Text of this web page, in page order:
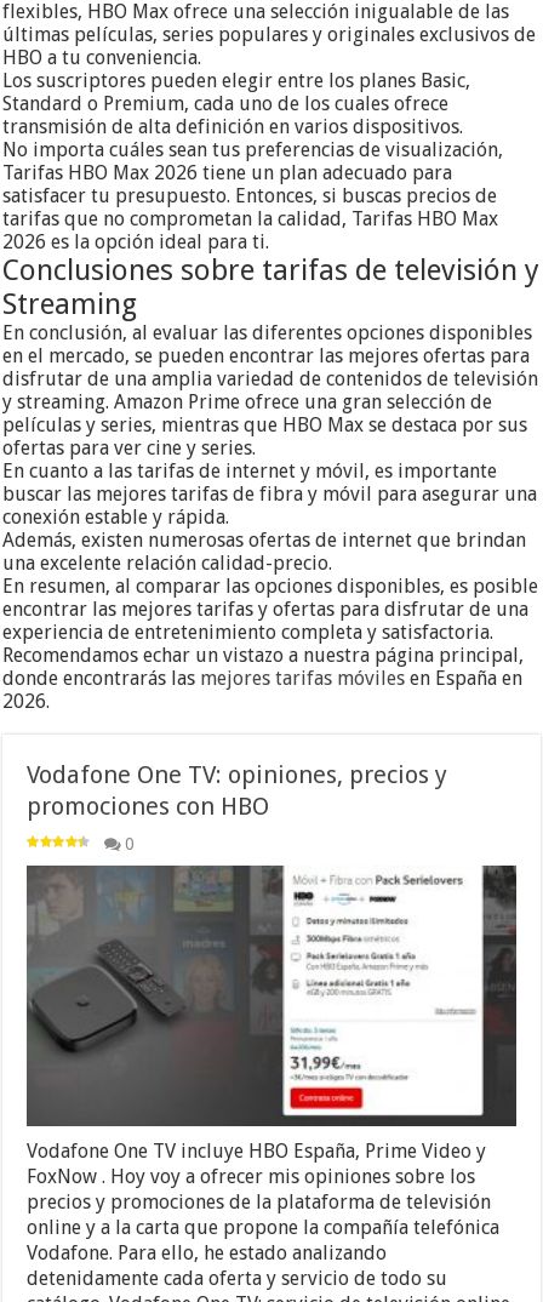
flexibles, HBO Max ofrece una selección inigualable de las
últimas películas, series populares y originales exclusivos de
HBO a tu conveniencia.
Los suscriptores pueden elegir entre los planes Basic,
Standard o Premium, cada uno de los cuales ofrece
transmisión de alta definición en varios dispositivos.
No importa cuáles sean tus preferencias de visualización,
Tarifas HBO Max 2026 tiene un plan adecuado para
satisfacer tu presupuesto. Entonces, si buscas precios de
tarifas que no comprometan la calidad, Tarifas HBO Max
2026 es la opción ideal para ti.
Conclusiones sobre tarifas de televisión y
Streaming
En conclusión, al evaluar las diferentes opciones disponibles
en el mercado, se pueden encontrar las mejores ofertas para
disfrutar de una amplia variedad de contenidos de televisión
y streaming. Amazon Prime ofrece una gran selección de
películas y series, mientras que HBO Max se destaca por sus
ofertas para ver cine y series.
En cuanto a las tarifas de internet y móvil, es importante
buscar las mejores tarifas de fibra y móvil para asegurar una
conexión estable y rápida.
Además, existen numerosas ofertas de internet que brindan
una excelente relación calidad-precio.
En resumen, al comparar las opciones disponibles, es posible
encontrar las mejores tarifas y ofertas para disfrutar de una
experiencia de entretenimiento completa y satisfactoria.
Recomendamos echar un vistazo a nuestra página principal,
donde encontrarás las mejores tarifas móviles en España en
2026.
Vodafone One TV: opiniones, precios y
promociones con HBO
0
Vodafone One TV incluye HBO España, Prime Video y
FoxNow . Hoy voy a ofrecer mis opiniones sobre los
precios y promociones de la plataforma de televisión
online y a la carta que propone la compañía telefónica
Vodafone. Para ello, he estado analizando
detenidamente cada oferta y servicio de todo su